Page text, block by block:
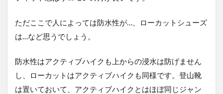
ただここで人によっては防水性が…、ローカットシューズ
は…など思うでしょう。
防水性はアクティブハイクも上からの浸水は防げません
し、ローカットはアクティブハイクも同様です。登山靴
は置いておいて、アクティブハイクとはほぼ同じジャン